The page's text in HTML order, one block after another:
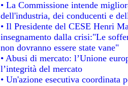
• La Commissione intende
dell'industria, dei conducenti e
• Il Presidente del CESE Henri
insegnamento dalla crisi:"Le
non dovranno essere state vane"
• Abusi di mercato: l’Unione
l’integrità del mercato
• Un'azione esecutiva